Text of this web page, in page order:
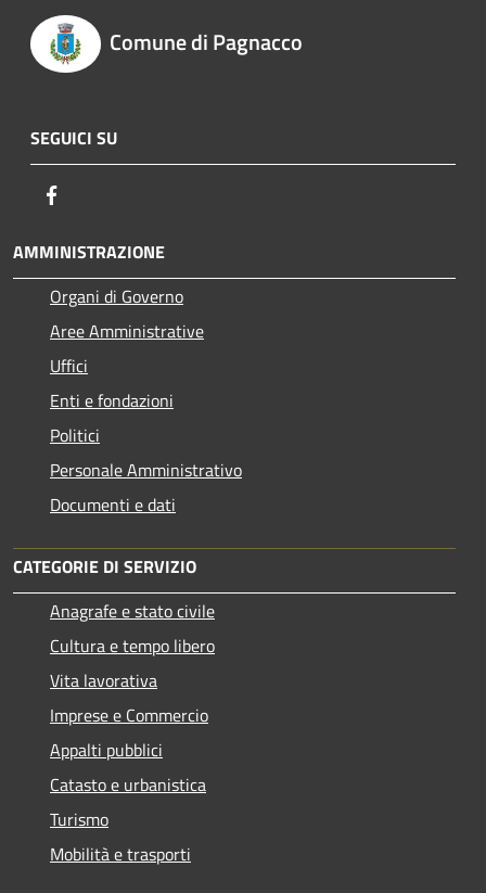
Comune di Pagnacco
SEGUICI SU
AMMINISTRAZIONE
Organi di Governo
Aree Amministrative
Uffici
Enti e fondazioni
Politici
Personale Amministrativo
Documenti e dati
CATEGORIE DI SERVIZIO
Anagrafe e stato civile
Cultura e tempo libero
Vita lavorativa
Imprese e Commercio
Appalti pubblici
Catasto e urbanistica
Turismo
Mobilità e trasporti